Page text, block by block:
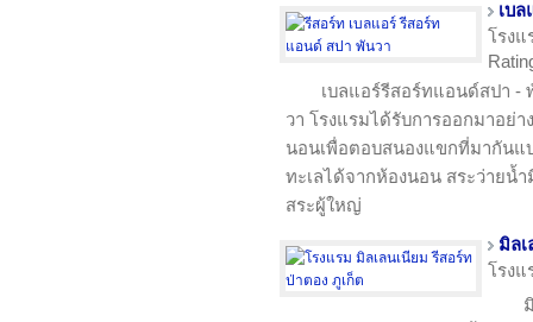
เบ
โรง
เบลแอร์รีสอร์ทแอนด์สปา -
วา โรงแรมได้รับการออกมาอย่
นอนเพื่อตอบสนองแขกที่มากันแ
ทะเลได้จากห้องนอน สระว่ายน้
สระผู้ใหญ่
มิล
โรง